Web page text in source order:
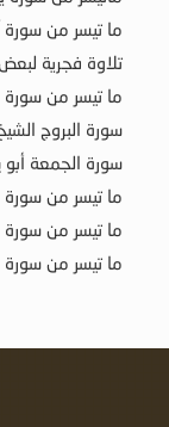
ما تيسر من سورة
تلاوة فجرية
ما تيسر من
سورة البروج
سورة الجمعة
ما تيسر من سورة
ما تيسر من سورة
ما تيسر من